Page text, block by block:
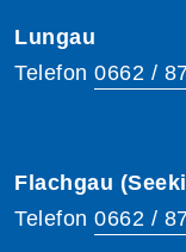
Lungau
Telefon 0662 /
Flachgau
Telefon 0662 /